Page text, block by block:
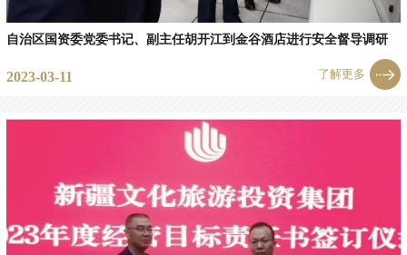
自治区国资委党委书记、副主任胡开江到金谷酒店进行安全督导调研
2023-03-11 了解更多